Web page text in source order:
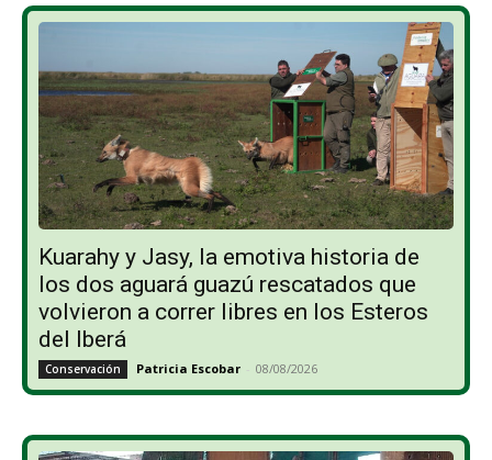
Kuarahy y Jasy, la emotiva historia de
los dos aguará guazú rescatados que
volvieron a correr libres en los Esteros
del Iberá
Conservación Patricia Escobar - 08/08/2026